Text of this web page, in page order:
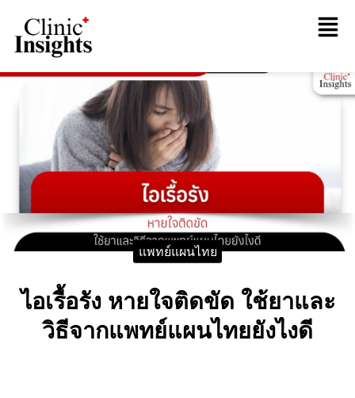
แพทย์แผนไทย
ไอเรื้อรัง หายใจติดขัด ใช้ยาและ
วิธีจากแพทย์แผนไทยยังไงดี